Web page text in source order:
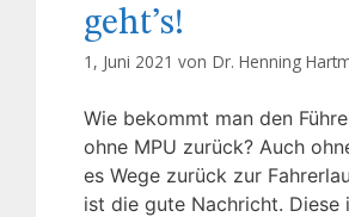
geht’s!
1, Juni 2021 von Dr. Henning
Wie bekommt man den
ohne MPU zurück? Auch
es Wege zurück zur
ist die gute Nachricht. Diese